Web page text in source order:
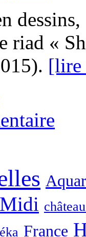
dessins,
riad «
[lire
France